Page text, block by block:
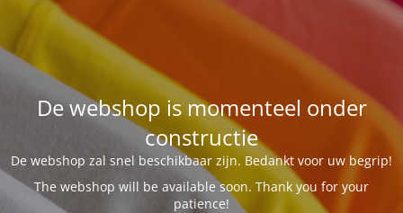
De webshop is momenteel onder
constructie
De webshop zal snel beschikbaar zijn. Bedankt voor uw begrip!
The webshop will be available soon. Thank you for your
patience!